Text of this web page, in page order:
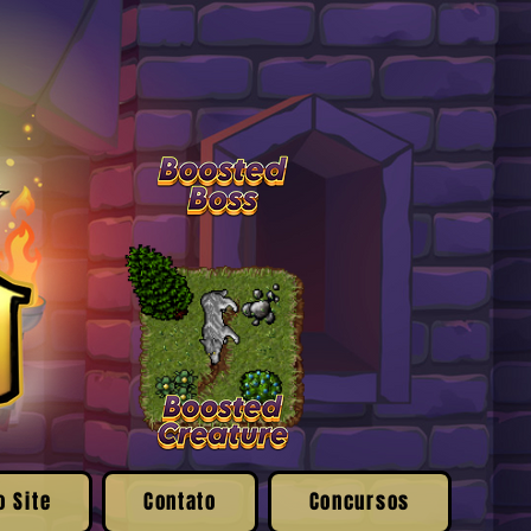
Site Contato Concursos